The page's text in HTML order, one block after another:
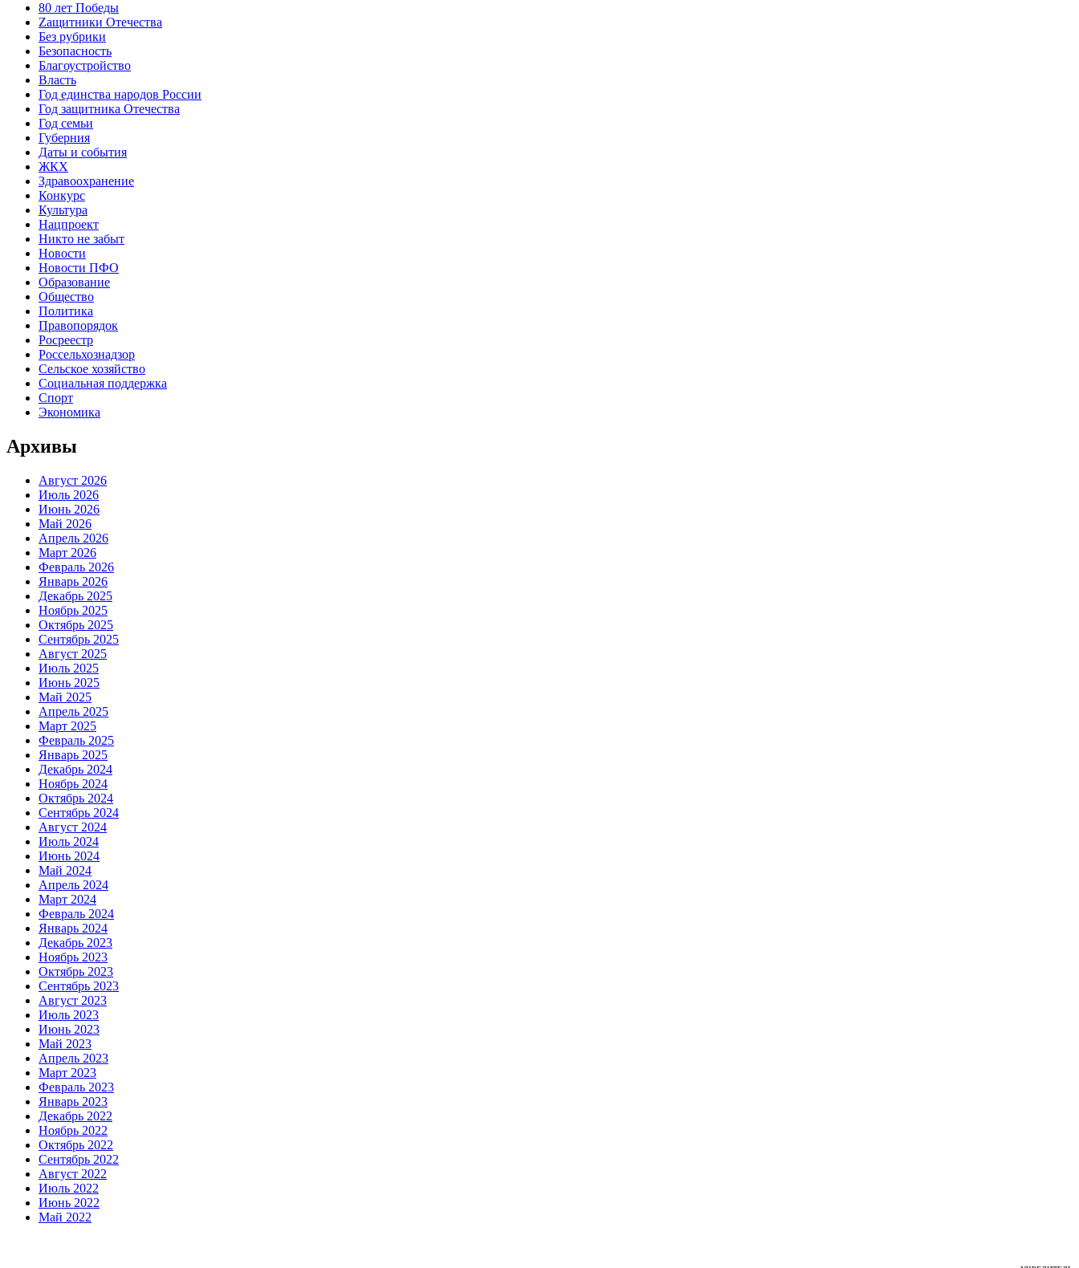
80 лет Победы
Zащитники Отечества
Без рубрики
Безопасность
Благоустройство
Власть
Год единства народов России
Год защитника Отечества
Год семьи
Губерния
Даты и события
ЖКХ
Здравоохранение
Конкурс
Культура
Нацпроект
Никто не забыт
Новости
Новости ПФО
Образование
Общество
Политика
Правопорядок
Росреестр
Россельхознадзор
Сельское хозяйство
Социальная поддержка
Спорт
Экономика
Архивы
Август 2026
Июль 2026
Июнь 2026
Май 2026
Апрель 2026
Март 2026
Февраль 2026
Январь 2026
Декабрь 2025
Ноябрь 2025
Октябрь 2025
Сентябрь 2025
Август 2025
Июль 2025
Июнь 2025
Май 2025
Апрель 2025
Март 2025
Февраль 2025
Январь 2025
Декабрь 2024
Ноябрь 2024
Октябрь 2024
Сентябрь 2024
Август 2024
Июль 2024
Июнь 2024
Май 2024
Апрель 2024
Март 2024
Февраль 2024
Январь 2024
Декабрь 2023
Ноябрь 2023
Октябрь 2023
Сентябрь 2023
Август 2023
Июль 2023
Июнь 2023
Май 2023
Апрель 2023
Март 2023
Февраль 2023
Январь 2023
Декабрь 2022
Ноябрь 2022
Октябрь 2022
Сентябрь 2022
Август 2022
Июль 2022
Июнь 2022
Май 2022